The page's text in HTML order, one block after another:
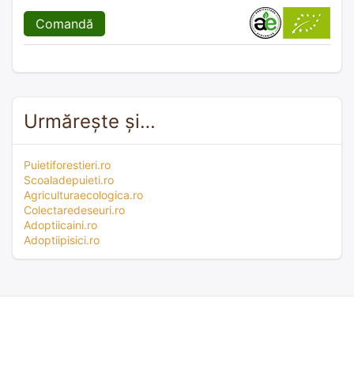
Comandă
Urmărește și…
Puietiforestieri.ro
Scoaladepuieti.ro
Agriculturaecologica.ro
Colectaredeseuri.ro
Adoptiicaini.ro
Adoptiipisici.ro